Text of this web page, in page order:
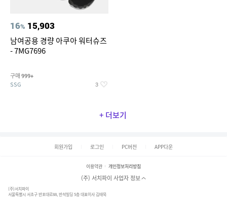
16% 15,903
남여공용 경량 아쿠아 워터슈즈
- 7MG7696
구매 999+
SSG 3
+ 더보기
회원가입 로그인 PC버전 APP다운
이용약관 개인정보처리방침
(주) 서치파이 사업자 정보
(주)서치파이
서울특별시 서초구 반포대로88, 반석빌딩 5층 대표이사 김태묵